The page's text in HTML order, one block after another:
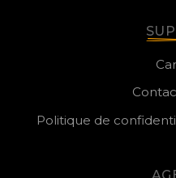
Politique de